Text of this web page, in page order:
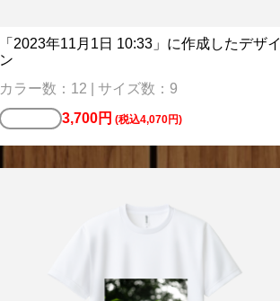
「2023年11月1日 10:33」に作成したデザイ
ン
カラー数：12 | サイズ数：9
3,700円 (税込4,070円)